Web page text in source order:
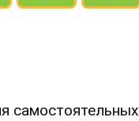
самостоятельных